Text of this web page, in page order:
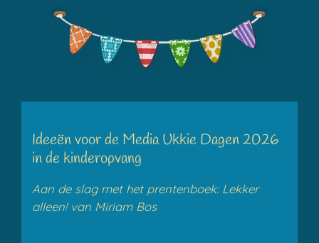
Ideeën voor de Media Ukkie Dagen 2026
in de kinderopvang
Aan de slag met het prentenboek: Lekker
alleen! van Miriam Bos